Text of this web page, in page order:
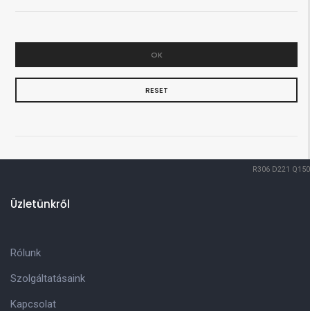
OK
RESET
R306 D221 Q150
Üzletünkről
Rólunk
Szolgáltatásaink
Kapcsolat